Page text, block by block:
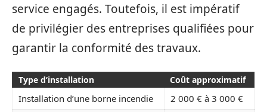
service engagés. Toutefois, il est impératif
de privilégier des entreprises qualifiées pour
garantir la conformité des travaux.
Type d’installation Coût approximatif
Installation d’une borne incendie
2 000 € à 3 000 €